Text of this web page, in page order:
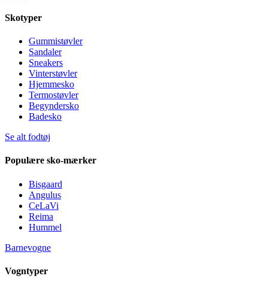
Skotyper
Gummistøvler
Sandaler
Sneakers
Vinterstøvler
Hjemmesko
Termostøvler
Begyndersko
Badesko
Se alt fodtøj
Populære sko-mærker
Bisgaard
Angulus
CeLaVi
Reima
Hummel
Barnevogne
Vogntyper